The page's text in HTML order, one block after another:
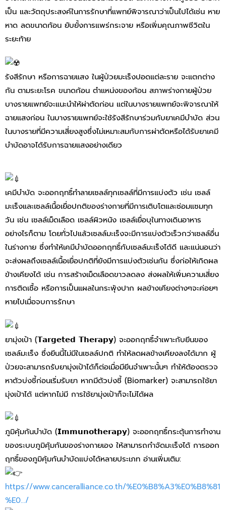
เป็น และวัตถุประสงค์ในการรักษาที่แพทย์พิจารณาว่าเป็นไปได้เช่น หาย
หาด ลดขนาดก้อน ยับยั้งการแพร่กระจาย หรือเพิ่มคุณภาพชีวิตใน
ระยะท้าย
รังสีรักษา หรือการฉายแสง ในผู้ป่วยมะเร็งปอดแต่ละราย จะแตกต่าง
กัน ตามระยะโรค ขนาดก้อน ตำแหน่งของก้อน สภาพร่างกายผู้ป่วย
บางรายแพทย์จะแนะนำให้ผ่าตัดก่อน แต่ในบางรายแพทย์จะพิจารณาให้
ฉายแสงก่อน ในบางรายแพทย์จะใช้รังสีรักษาร่วมกับยาเคมีบำบัด ส่วน
ในบางรายที่มีความเสี่ยงสูงซึ่งไม่เหมาะสมกับการผ่าตัดหรือได้รับยาเคมี
บำบัดอาจได้รับการฉายแสงอย่างเดียว
เคมีบำบัด จะออกฤทธิ์ทำลายเซลล์ทุกเซลล์ที่มีการแบ่งตัว เช่น เซลล์
มะเร็งและเซลล์เนื้อเยื่อปกติของร่างกายที่มีการเติบโตและซ่อมแซมทุก
วัน เช่น เซลล์เม็ดเลือด เซลล์ผิวหนัง เซลล์เยื่อบุในทางเดินอาหาร
อย่างไรก็ตาม โดยทั่วไปแล้วเซลล์มะเร็งจะมีการแบ่งตัวเร็วกว่าเซลล์อื่น
ในร่างกาย ซึ่งทำให้เคมีบำบัดออกฤทธิ์กับเซลล์มะเร็งได้ดี และแน่นอนว่า
จะส่งผลถึงเซลล์เนื้อเยื่อปกติที่ยังมีการแบ่งตัวเช่นกัน ซึ่งก่อให้เกิดผล
ข้างเคียงได้ เช่น การสร้างเม็ดเลือดขาวลดลง ส่งผลให้เพิ่มความเสี่ยง
การติดเชื้อ หรือการเป็นแผลในกระพุ้งปาก ผลข้างเคียงต่างๆจะค่อยๆ
หายไปเมื่อจบการรักษา
ยามุ่งเป้า (𝗧𝗮𝗿𝗴𝗲𝘁𝗲𝗱 𝗧𝗵𝗲𝗿𝗮𝗽𝘆) จะออกฤทธิ์จำเพาะกับยีนของ
เซลล์มะเร็ง ซึ่งยีนนี้ไม่มีในเซลล์ปกติ ทำให้ลดผลข้างเคียงลงได้มาก ผู้
ป่วยจะสามารถรับยามุ่งเป้าได้ก็ต่อเมื่อมียีนจำเพาะนั้นๆ ทำให้ต้องตรวจ
หาตัวบ่งชี้ก่อนเริ่มรับยา หากมีตัวบ่งชี้ (Biomarker) จะสามารถใช้ยา
มุ่งเป้าได้ แต่หากไม่มี การใช้ยามุ่งเป้าก็จะไม่ได้ผล
ภูมิคุ้มกันบำบัด (𝗜𝗺𝗺𝘂𝗻𝗼𝘁𝗵𝗲𝗿𝗮𝗽𝘆) จะออกฤทธิ์กระตุ้นการทำงาน
ของระบบภูมิคุ้มกันของร่างกายเอง ให้สามารถกำจัดมะเร็งได้ การออก
ฤทธิ์ของภูมิคุ้มกันบำบัดแบ่งได้หลายประเภท อ่านเพิ่มเติม:
https://www.canceralliance.co.th/%E0%B8%A3%E0%B8%81
%E0…/